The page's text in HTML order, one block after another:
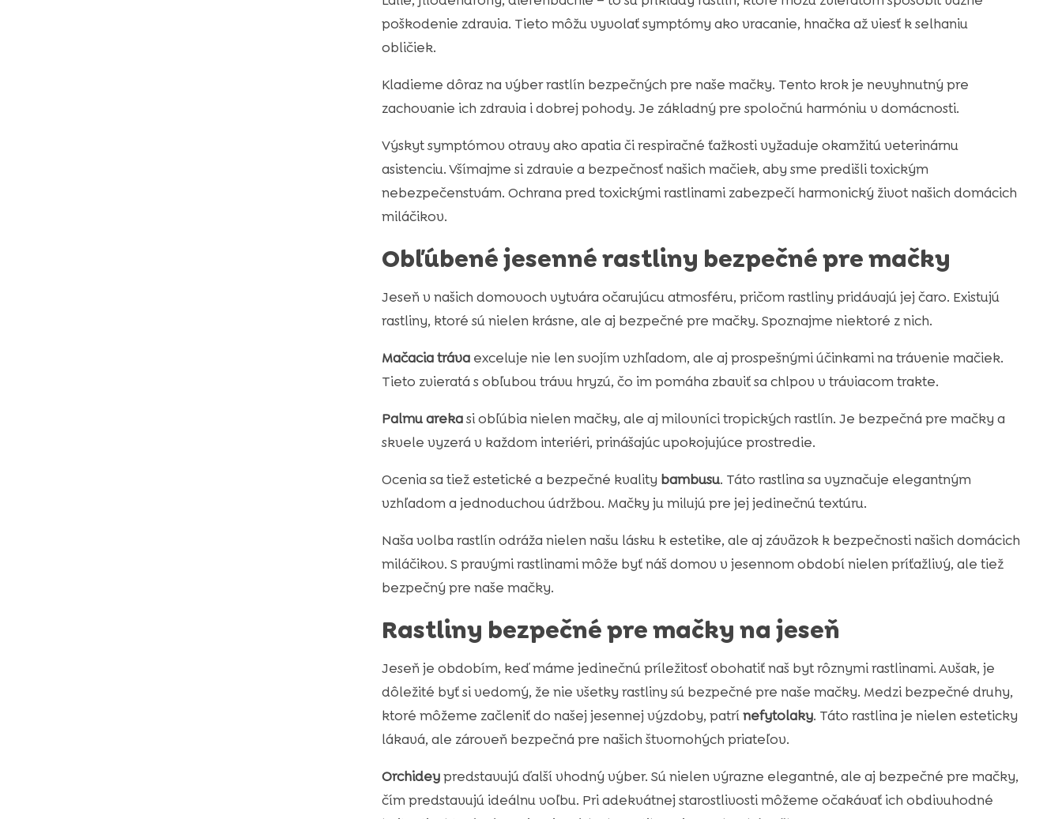
poškodenie zdravia. Tieto môžu vyvolať symptómy ako vracanie, hnačka až viesť k selhaniu
obličiek.
Kladieme dôraz na výber rastlín bezpečných pre naše mačky. Tento krok je nevyhnutný pre
zachovanie ich zdravia i dobrej pohody. Je základný pre spoločnú harmóniu v domácnosti.
Výskyt symptómov otravy ako apatia či respiračné ťažkosti vyžaduje okamžitú veterinárnu
asistenciu. Všímajme si zdravie a bezpečnosť našich mačiek, aby sme predišli toxickým
nebezpečenstvám. Ochrana pred toxickými rastlinami zabezpečí harmonický život našich domácich
miláčikov.
Obľúbené jesenné rastliny bezpečné pre mačky
Jeseň v našich domovoch vytvára očarujúcu atmosféru, pričom rastliny pridávajú jej čaro. Existujú
rastliny, ktoré sú nielen krásne, ale aj bezpečné pre mačky. Spoznajme niektoré z nich.
Mačacia trávaexceluje nie len svojím vzhľadom, ale aj prospešnými účinkami na trávenie mačiek.
Tieto zvieratá s obľubou trávu hryzú, čo im pomáha zbaviť sa chlpov v tráviacom trakte.
Palmu arekasi obľúbia nielen mačky, ale aj milovníci tropických rastlín. Je bezpečná pre mačky a
skvele vyzerá v každom interiéri, prinášajúc upokojujúce prostredie.
Ocenia sa tiež estetické a bezpečné kvality bambusu. Táto rastlina sa vyznačuje elegantným
vzhľadom a jednoduchou údržbou. Mačky ju milujú pre jej jedinečnú textúru.
Naša volba rastlín odráža nielen našu lásku k estetike, ale aj záväzok k bezpečnosti našich domácich
miláčikov. S pravými rastlinami môže byť náš domov v jesennom období nielen príťažlivý, ale tiež
bezpečný pre naše mačky.
Rastliny bezpečné pre mačky na jeseň
Jeseň je obdobím, keď máme jedinečnú príležitosť obohatiť naš byt rôznymi rastlinami. Avšak, je
dôležité byť si vedomý, že nie všetky rastliny sú bezpečné pre naše mačky. Medzi bezpečné druhy,
ktoré môžeme začleniť do našej jesennej výzdoby, patrínefytolaky. Táto rastlina je nielen esteticky
lákavá, ale zároveň bezpečná pre našich štvornohých priateľov.
Orchideypredstavujú ďalší vhodný výber. Sú nielen výrazne elegantné, ale aj bezpečné pre mačky,
čím predstavujú ideálnu voľbu. Pri adekvátnej starostlivosti môžeme očakávať ich obdivuhodné